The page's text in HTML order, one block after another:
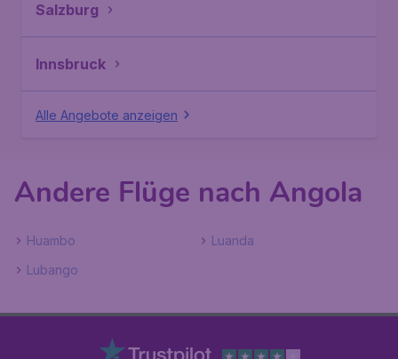
Salzburg
Innsbruck
Alle Angebote anzeigen
Andere Flüge nach Angola
Huambo
Luanda
Lubango